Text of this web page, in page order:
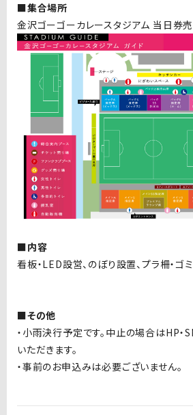
■集合場所
金沢ゴーゴーカレースタジアム 当日券
■内容
看板・LED設営、のぼり設置、プラ柵・ゴ
■その他
・小雨決行予定です。中止の場合はHP・
いただきます。
・事前のお申込みは必要ございません。